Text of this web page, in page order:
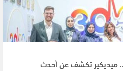
ميديكير تكشف عن أحدث